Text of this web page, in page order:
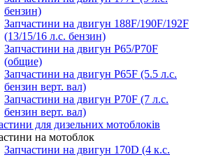
бензин)
Запчастини на двигун 188F/190F/192F
(13/15/16 л.с. бензин)
Запчастини на двигун P65/P70F
(общие)
Запчастини на двигун P65F (5.5 л.с.
бензин верт. вал)
Запчастини на двигун P70F (7 л.с.
бензин верт. вал)
для дизельних мотоблоків
на мотоблок
Запчастини на двигун 170D (4 к.с.